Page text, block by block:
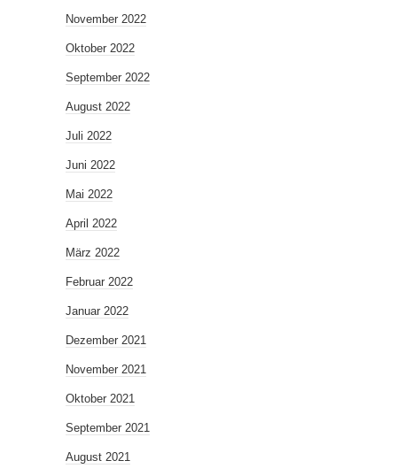
November 2022
Oktober 2022
September 2022
August 2022
Juli 2022
Juni 2022
Mai 2022
April 2022
März 2022
Februar 2022
Januar 2022
Dezember 2021
November 2021
Oktober 2021
September 2021
August 2021